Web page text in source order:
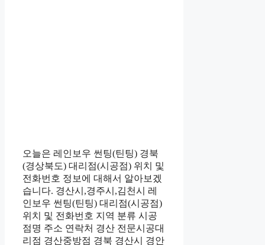
오늘은 레인보우 썬팅(틴팅) 경북
(경상북도) 대리점(시공점) 위치 및
전화번호 정보에 대해서 알아보겠
습니다. 경산시,경주시,김천시 레
인보우 썬팅(틴팅) 대리점(시공점)
위치 및 전화번호 지역 분류 시공
점명 주소 연락처 경산 전문시공대
리점 경산중방점 경북 경산시 경안